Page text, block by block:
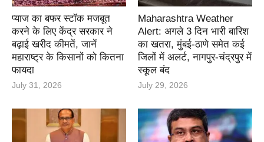
प्याज का बफर स्टॉक मजबूत
करने के लिए केंद्र सरकार ने
बढ़ाई खरीद कीमतें, जानें
महाराष्ट्र के किसानों को कितना
फायदा
July 31, 2026
Maharashtra Weather
Alert: अगले 3 दिन भारी बारिश
का खतरा, मुंबई-ठाणे समेत कई
जिलों में अलर्ट, नागपुर-चंद्रपुर में
स्कूल बंद
July 29, 2026